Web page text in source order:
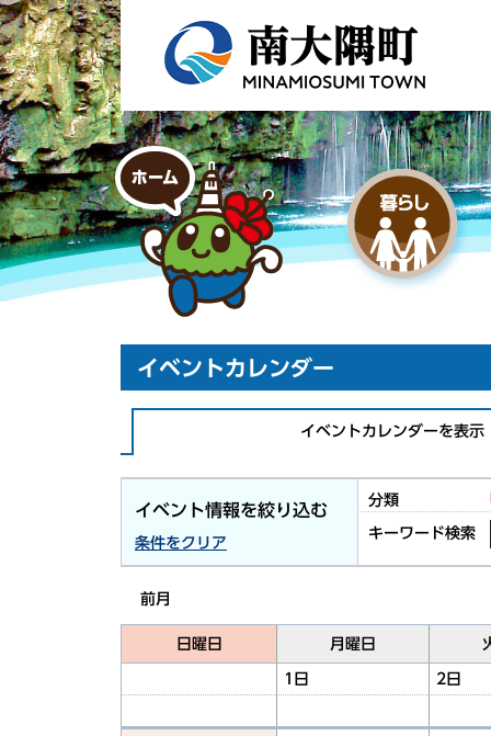
イベントカレンダー
イベントカレンダーを表示
イベント情報を絞り込む
条件をクリア
分類
キーワード検索
前月
日曜日 月曜日
1日 2日